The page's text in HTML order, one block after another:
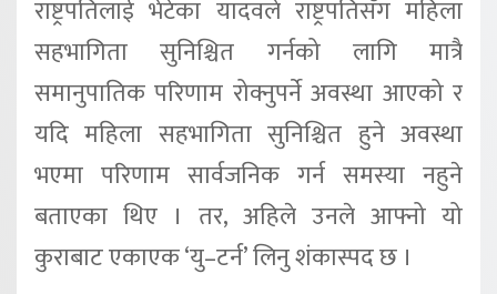
राष्ट्रपतिलाई भेटेका यादवले राष्ट्रपतिसँग महिला
सहभागिता सुनिश्चित गर्नको लागि मात्रै
समानुपातिक परिणाम रोक्नुपर्ने अवस्था आएको र
यदि महिला सहभागिता सुनिश्चित हुने अवस्था
भएमा परिणाम सार्वजनिक गर्न समस्या नहुने
बताएका थिए । तर, अहिले उनले आफ्नो यो
कुराबाट एकाएक ‘यु–टर्न’ लिनु शंकास्पद छ ।